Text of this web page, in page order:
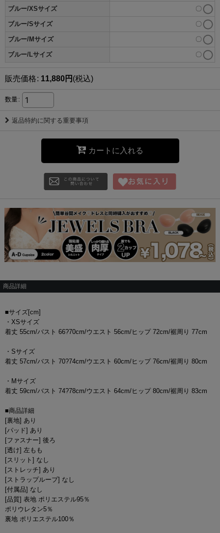
ブルー/XSサイズ 〇
ブルー/Sサイズ 〇
ブルー/Mサイズ 〇
ブルー/Lサイズ 〇
販売価格: 11,880円 (税込)
数量:
返品特約に関する重要事項
カートに入れる
商品詳細
■サイズ[cm]
・XSサイズ
着丈 55cm/バスト 66?70cm/ウエスト 56cm/ヒップ 72cm/裾周り 77cm
・Sサイズ
着丈 57cm/バスト 70?74cm/ウエスト 60cm/ヒップ 76cm/裾周り 80cm
・Mサイズ
着丈 59cm/バスト 74?78cm/ウエスト 64cm/ヒップ 80cm/裾周り 83cm
■商品詳細
[裏地] あり
[パッド] あり
[ファスナー] 後ろ
[透け] 左もも
[スリット] なし
[ストレッチ] あり
[ストラップループ] なし
[付属品] なし
[品質] 表地 ポリエステル95％
ポリウレタン5％
裏地 ポリエステル100％